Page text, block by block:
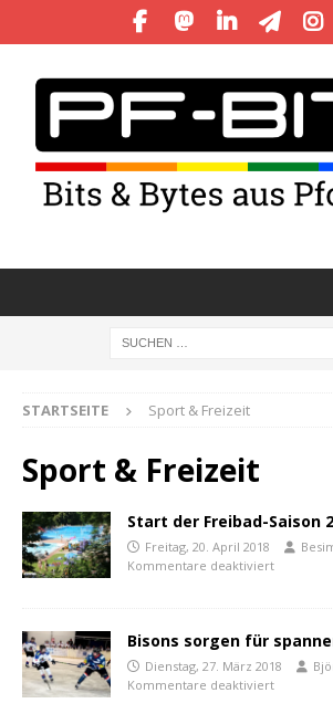
STARTSEITE Sport & Freizeit
Sport & Freizeit
Start der Freibad-Saison
Freitag, 20. April 2018
Kommentare deaktiviert
Bisons sorgen für
Dienstag, 27. März 2018
Kommentare deaktiviert